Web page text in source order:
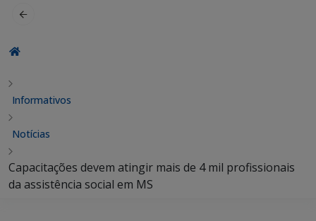
Informativos
Notícias
Capacitações devem atingir mais de 4 mil profissionais
da assistência social em MS